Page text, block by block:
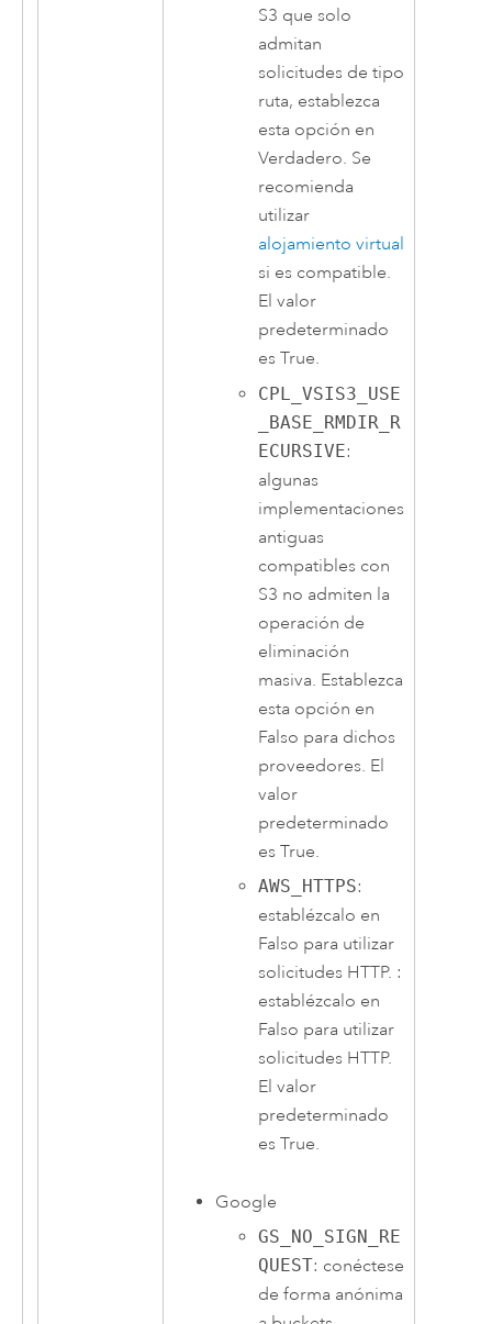
S3 que solo
admitan
solicitudes de tipo
ruta, establezca
esta opción en
Verdadero. Se
recomienda
utilizar
alojamiento virtual
si es compatible.
El valor
predeterminado
es True.
CPL_VSIS3_USE
_BASE_RMDIR_R
ECURSIVE:
algunas
implementaciones
antiguas
compatibles con
S3 no admiten la
operación de
eliminación
masiva. Establezca
esta opción en
Falso para dichos
proveedores. El
valor
predeterminado
es True.
AWS_HTTPS:
establézcalo en
Falso para utilizar
solicitudes HTTP. :
establézcalo en
Falso para utilizar
solicitudes HTTP.
El valor
predeterminado
es True.
Google
GS_NO_SIGN_RE
QUEST: conéctese
de forma anónima